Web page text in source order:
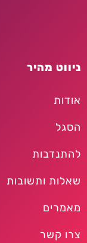
ניווט מהיר
אודות
הסגל
להתנדבות
שאלות ותשובות
מאמרים
צרו קשר